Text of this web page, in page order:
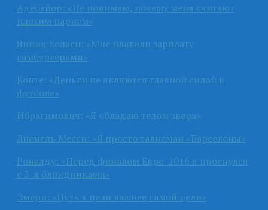
Адебайор: «Не понимаю, почему меня считают
плохим парнем»
Янник Боласи: «Мне платили зарплату
гамбургерами»
Конте: «Деньги не являются главной силой в
футболе»
Ибрагимович: «Я обладаю телом зверя»
Лионель Месси: «Я просто талисман «Барселоны»
Роналду: «Перед финалом Евро-2016 я проснулся
с 3-я блондинками»
Эмери: «Путь к цели важнее самой цели»